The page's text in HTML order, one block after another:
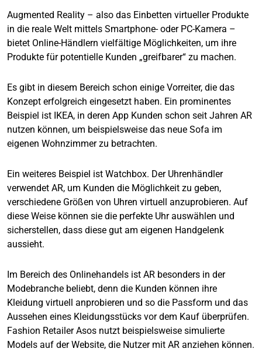
Augmented Reality – also das Einbetten virtueller Produkte
in die reale Welt mittels Smartphone- oder PC-Kamera –
bietet Online-Händlern vielfältige Möglichkeiten, um ihre
Produkte für potentielle Kunden „greifbarer“ zu machen.
Es gibt in diesem Bereich schon einige Vorreiter, die das
Konzept erfolgreich eingesetzt haben. Ein prominentes
Beispiel ist IKEA, in deren App Kunden schon seit Jahren AR
nutzen können, um beispielsweise das neue Sofa im
eigenen Wohnzimmer zu betrachten.
Ein weiteres Beispiel ist Watchbox. Der Uhrenhändler
verwendet AR, um Kunden die Möglichkeit zu geben,
verschiedene Größen von Uhren virtuell anzuprobieren. Auf
diese Weise können sie die perfekte Uhr auswählen und
sicherstellen, dass diese gut am eigenen Handgelenk
aussieht.
Im Bereich des Onlinehandels ist AR besonders in der
Modebranche beliebt, denn die Kunden können ihre
Kleidung virtuell anprobieren und so die Passform und das
Aussehen eines Kleidungsstücks vor dem Kauf überprüfen.
Fashion Retailer Asos nutzt beispielsweise simulierte
Models auf der Website, die Nutzer mit AR anziehen können.